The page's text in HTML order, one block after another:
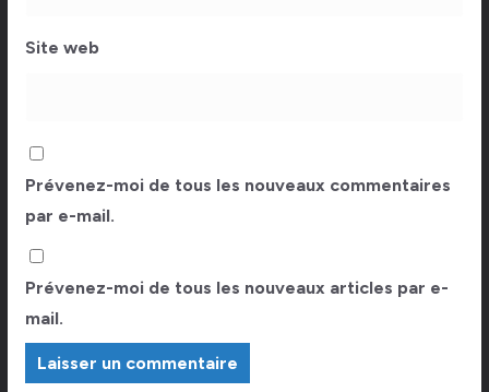
Site web
Prévenez-moi de tous les nouveaux commentaires
par e-mail.
Prévenez-moi de tous les nouveaux articles par e-
mail.